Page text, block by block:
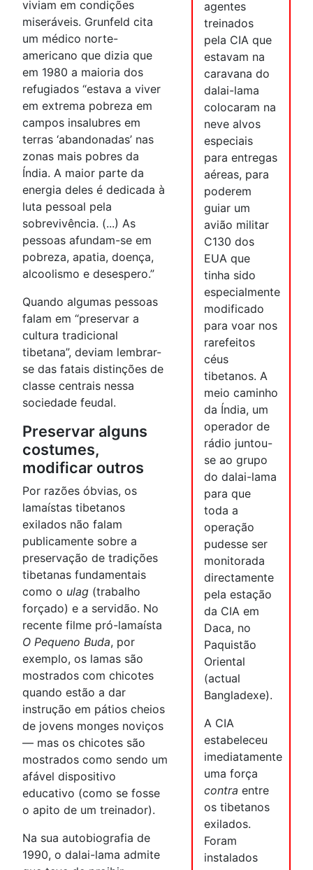
agentes
treinados
pela CIA que
estavam na
caravana do
dalai-lama
colocaram na
neve alvos
especiais
para entregas
aéreas, para
poderem
guiar um
avião militar
C130 dos
EUA que
tinha sido
especialmente
modificado
para voar nos
rarefeitos
céus
tibetanos. A
meio caminho
da Índia, um
operador de
rádio juntou-
se ao grupo
do dalai-lama
para que
toda a
operação
pudesse ser
monitorada
directamente
pela estação
da CIA em
Daca, no
Paquistão
Oriental
(actual
Bangladexe).
A CIA
estabeleceu
imediatamente
uma força
contra entre
os tibetanos
exilados.
Foram
instalados
viviam em condições
miseráveis. Grunfeld cita
um médico norte-
americano que dizia que
em 1980 a maioria dos
refugiados “estava a viver
em extrema pobreza em
campos insalubres em
terras ‘abandonadas’ nas
zonas mais pobres da
Índia. A maior parte da
energia deles é dedicada à
luta pessoal pela
sobrevivência. (...) As
pessoas afundam-se em
pobreza, apatia, doença,
alcoolismo e desespero.”
Quando algumas pessoas
falam em “preservar a
cultura tradicional
tibetana”, deviam lembrar-
se das fatais distinções de
classe centrais nessa
sociedade feudal.
Preservar alguns
costumes,
modificar outros
Por razões óbvias, os
lamaístas tibetanos
exilados não falam
publicamente sobre a
preservação de tradições
tibetanas fundamentais
como o ulag (trabalho
forçado) e a servidão. No
recente filme pró-lamaísta
O Pequeno Buda, por
exemplo, os lamas são
mostrados com chicotes
quando estão a dar
instrução em pátios cheios
de jovens monges noviços
— mas os chicotes são
mostrados como sendo um
afável dispositivo
educativo (como se fosse
o apito de um treinador).
Na sua autobiografia de
1990, o dalai-lama admite